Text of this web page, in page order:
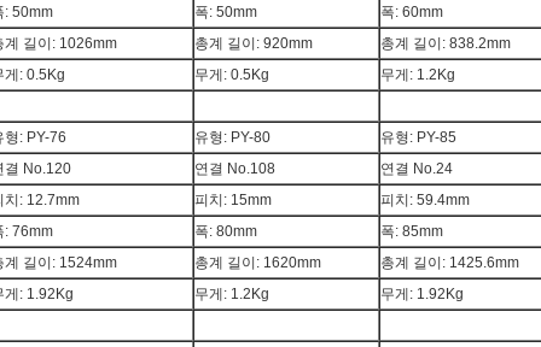
: 50mm
폭: 50mm
폭: 60mm
계 길이: 1026mm
총계 길이: 920mm
총계 길이: 838.2mm
게: 0.5Kg
무게: 0.5Kg 무게: 1.2Kg
형: PY-76 유형: PY-80
유형: PY-85
결 No.120
연결 No.108
연결 No.24
치: 12.7mm
피치: 15mm
피치: 59.4mm
: 76mm
폭: 80mm
폭: 85mm
계 길이: 1524mm
총계 길이: 1620mm
총계 길이: 1425.6mm
게: 1.92Kg
무게: 1.2Kg 무게: 1.92Kg